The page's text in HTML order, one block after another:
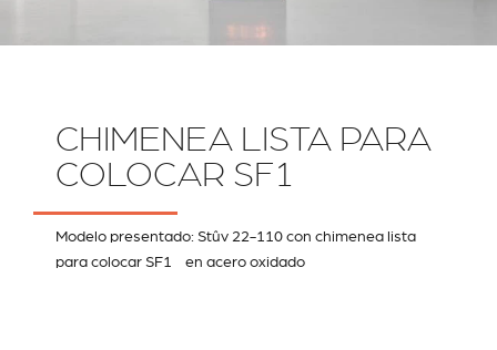
CHIMENEA LISTA PARA
COLOCAR SF1
Modelo presentado: Stûv 22-110 con chimenea lista
para colocar SF1 en acero oxidado